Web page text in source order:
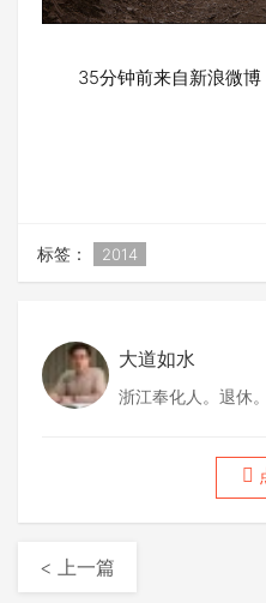
35分钟前来自新浪微博
标签： 2014
大道如水
浙江奉化人。退休
< 上一篇